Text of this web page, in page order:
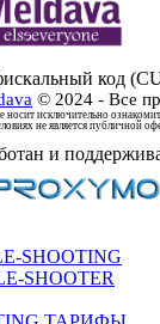
код
© 2024 - Все
исключительно
не является публичной
и
SHOOTING
SHOOTER